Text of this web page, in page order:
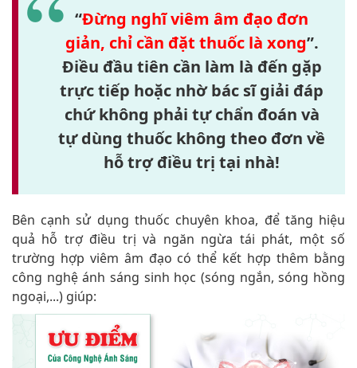
“Đừng nghĩ viêm âm đạo đơn
giản, chỉ cần đặt thuốc là xong”.
Điều đầu tiên cần làm là đến gặp
trực tiếp hoặc nhờ bác sĩ giải đáp
chứ không phải tự chẩn đoán và
tự dùng thuốc không theo đơn về
hỗ trợ điều trị tại nhà!
Bên cạnh sử dụng thuốc chuyên khoa, để tăng hiệu
quả hỗ trợ điều trị và ngăn ngừa tái phát, một số
trường hợp viêm âm đạo có thể kết hợp thêm bằng
công nghệ ánh sáng sinh học (sóng ngắn, sóng hồng
ngoại,...) giúp: